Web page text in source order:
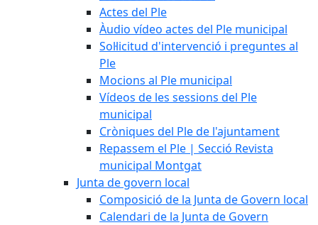
Actes del Ple
Àudio vídeo actes del Ple municipal
Sol·licitud d'intervenció i preguntes al
Ple
Mocions al Ple municipal
Vídeos de les sessions del Ple
municipal
Cròniques del Ple de l'ajuntament
Repassem el Ple | Secció Revista
municipal Montgat
Junta de govern local
Composició de la Junta de Govern local
Calendari de la Junta de Govern